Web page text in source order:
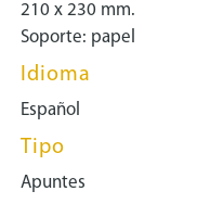
210 x 230 mm.
Soporte: papel
Idioma
Español
Tipo
Apuntes